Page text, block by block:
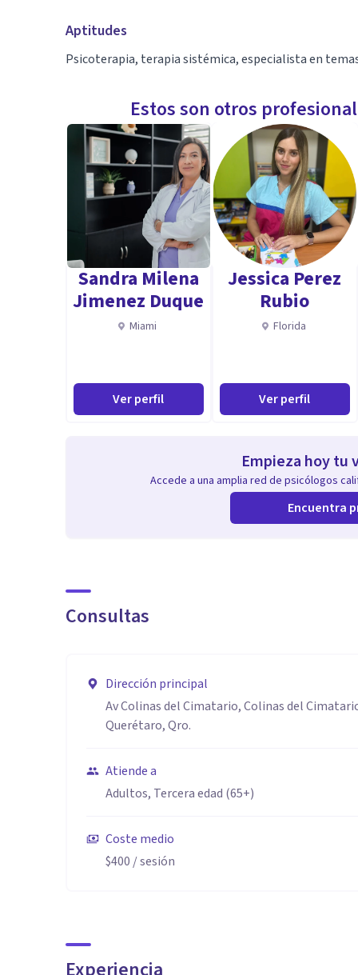
Aptitudes
Psicoterapia, terapia sistémica, especialista en
Estos son otros
Sandra Milena
Jimenez Duque
Miami
Ver perfil
Jessica Perez
Rubio
Florida
Ver perfil
Empieza hoy tu
Accede a una amplia red de psicólogos
Encuentra
Consultas
Dirección principal
Av Colinas del Cimatario, Colinas del
Querétaro, Qro.
Atiende a
Adultos, Tercera edad (65+)
Coste medio
$400 / sesión